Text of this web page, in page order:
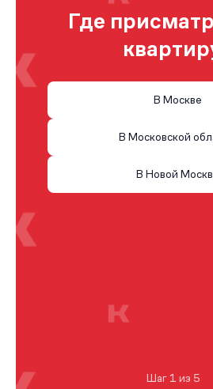
Где
В Москве
В Московской
В Новой
Шаг 1 из 5